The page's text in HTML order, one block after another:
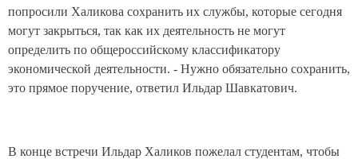
попросили Халикова сохранить их службы, которые сегодня
могут закрыться, так как их деятельность не могут
определить по общероссийскому классификатору
экономической деятельности. - Нужно обязательно сохранить,
это прямое поручение, ответил Ильдар Шавкатович.
В конце встречи Ильдар Халиков пожелал студентам, чтобы